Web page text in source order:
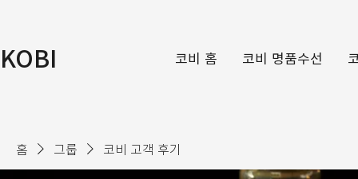
KOBI 코비 홈 코비 명품수선
홈 그룹 코비 고객 후기